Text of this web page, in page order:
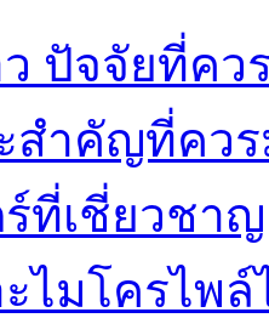
ว ปัจจัยที่ค
ำคัญที่ควร
ที่เชี่ยวชาญ
ะไมโครไพ